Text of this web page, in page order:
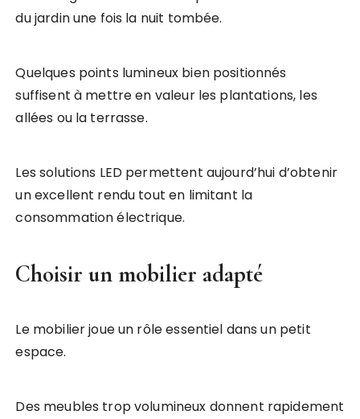
du jardin une fois la nuit tombée.
Quelques points lumineux bien positionnés
suffisent à mettre en valeur les plantations, les
allées ou la terrasse.
Les solutions LED permettent aujourd’hui d’obtenir
un excellent rendu tout en limitant la
consommation électrique.
Choisir un mobilier adapté
Le mobilier joue un rôle essentiel dans un petit
espace.
Des meubles trop volumineux donnent rapidement